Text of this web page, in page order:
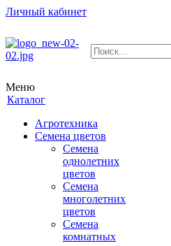
Личный кабинет
Меню
Каталог
Агротехника
Семена цветов
Семена
однолетних
цветов
Семена
многолетних
цветов
Семена
комнатных